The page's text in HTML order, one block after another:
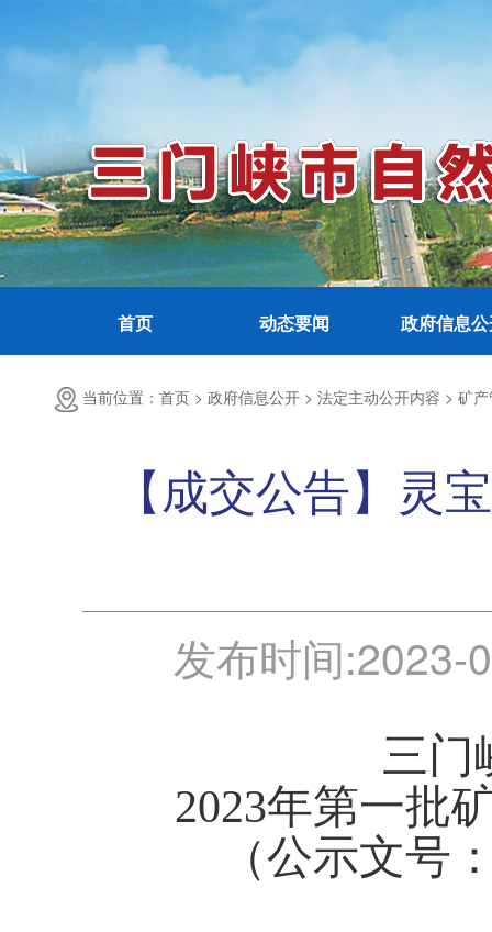
首页 动态要闻 政府信息
当前位置：首页 > 政府信息公开 > 法定主动公开内容 > 矿
【成交公告】灵
发布时间:2023-
三门
2023年第一批
（公示文号